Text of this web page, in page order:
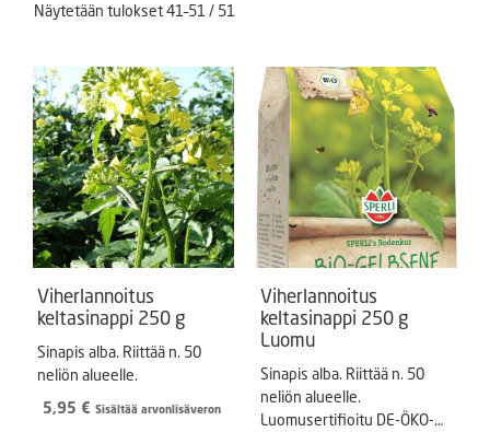
Näytetään tulokset 41–51 / 51
Viherlannoitus
keltasinappi 250 g
Sinapis alba. Riittää n. 50
neliön alueelle.
5,95 € Sisältää arvonlisäveron
Viherlannoitus
keltasinappi 250 g
Luomu
Sinapis alba. Riittää n. 50
neliön alueelle.
Luomusertifioitu DE-ÖKO-